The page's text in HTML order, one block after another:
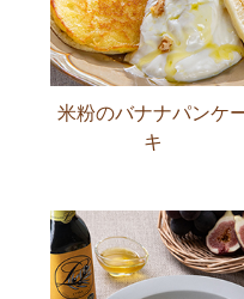
米粉のバナナパンケ
キ